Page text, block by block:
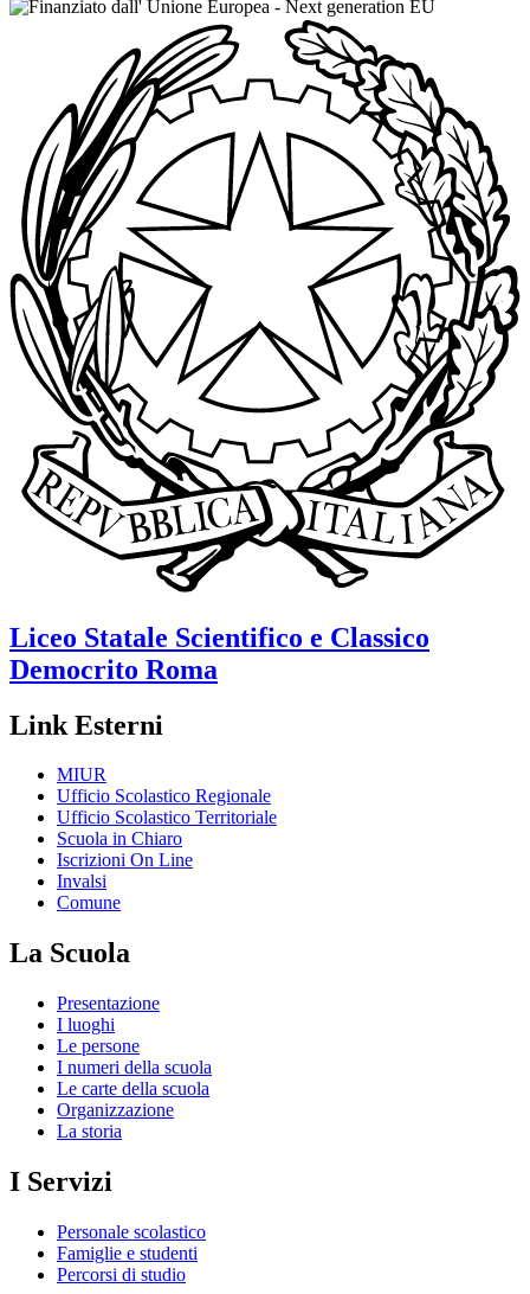
Liceo Statale Scientifico e Classico
Democrito Roma
Link Esterni
MIUR
Ufficio Scolastico Regionale
Ufficio Scolastico Territoriale
Scuola in Chiaro
Iscrizioni On Line
Invalsi
Comune
La Scuola
Presentazione
I luoghi
Le persone
I numeri della scuola
Le carte della scuola
Organizzazione
La storia
I Servizi
Personale scolastico
Famiglie e studenti
Percorsi di studio